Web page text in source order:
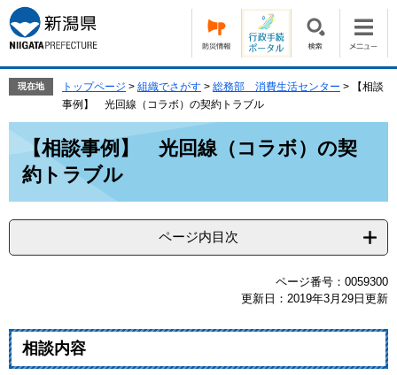
ー
ジ
の
で
ニ
ュ
ー
ば
現在地 トップページ > 組織でさがす > 総務部 消費生活センター >
【相談
事例】 光回線（コラボ）の契約トラブル
【相談事例】 光回線（コラボ）の契
約トラブル
ページ内目次
ページ番号：0059300
更新日：2019年3月29日更新
相談内容